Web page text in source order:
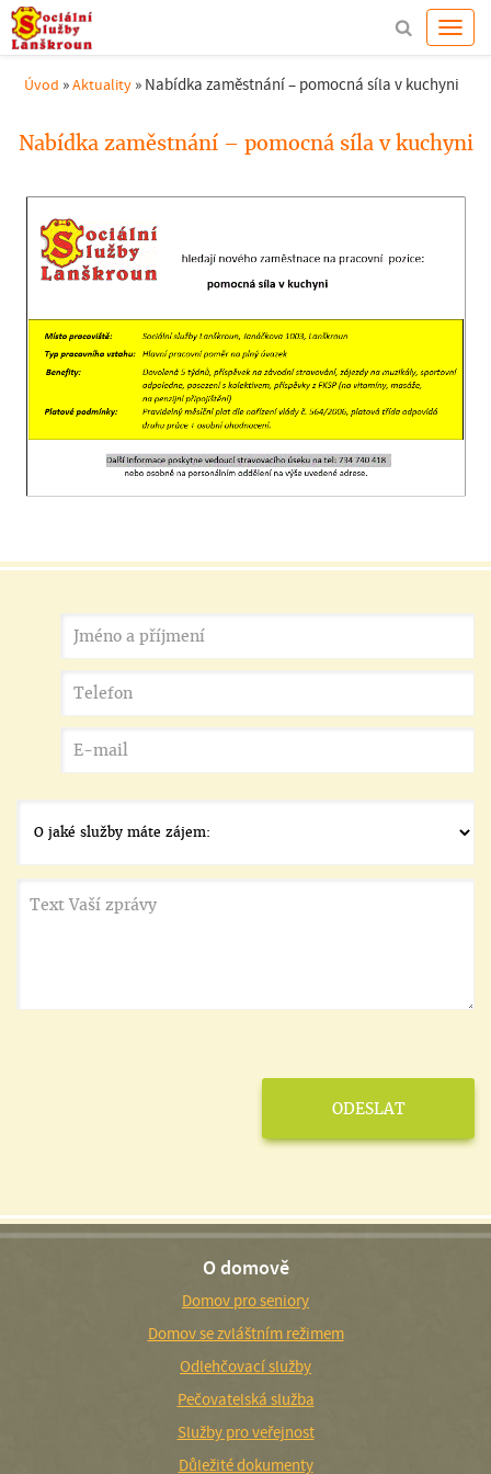
Úvod »Aktuality » Nabídka zaměstnání – pomocná síla v kuchyni
Nabídka zaměstnání – pomocná síla v kuchyni
O domově
Domov pro seniory
Domov se zvláštním režimem
Odlehčovací služby
Pečovatelská služba
Služby pro veřejnost
Důležité dokumenty